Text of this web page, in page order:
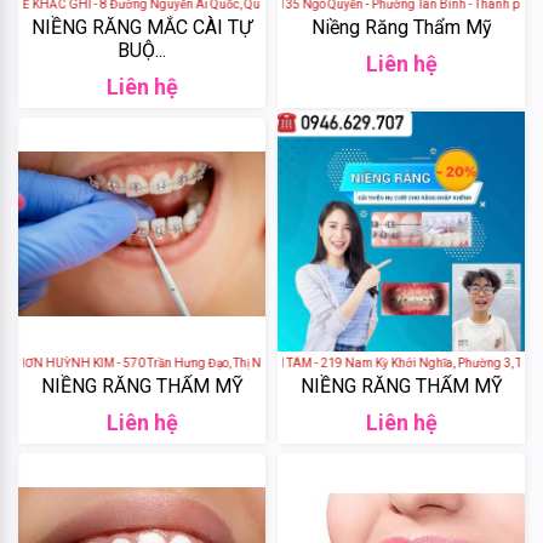
Comma
Sheseido
Healthy
Hayari
TẾ KHẮC GHI - 8 Đường Nguyễn Ái Quốc, Quang Vinh, Thành phố Biên Hòa, Đồng Nai, Việt Nam
NIỀNG RĂNG MẮC CÀI TỰ
BUỘ...
Liên hệ
Nha Khoa HTC - số 135 Ngô Quyền - Phường Tân Bình - Thành phố
Niềng Răng Thẩm Mỹ
Liên hệ
HUỲNH KIM - 570 Trần Hưng Đạo, Thị Nại, Thành phố Qui Nhơn, Bình Định, Việt Nam
NIỀNG RĂNG THẨM MỸ
Liên hệ
NHA KHOA KHÁNH TÂM - 219 Nam Kỳ Khởi Nghĩa, Phường 3, Thành
NIỀNG RĂNG THẨM MỸ
Liên hệ